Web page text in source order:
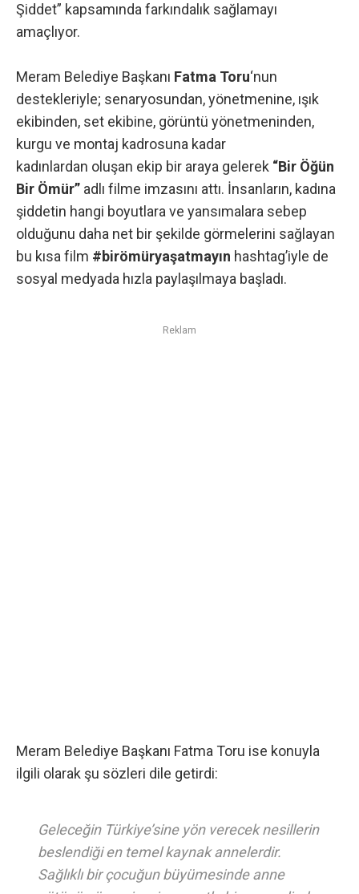
Şiddet” kapsamında farkındalık sağlamayı
amaçlıyor.
Meram Belediye Başkanı Fatma Toru‘nun
destekleriyle; senaryosundan, yönetmenine, ışık
ekibinden, set ekibine, görüntü yönetmeninden,
kurgu ve montaj kadrosuna kadar
kadınlardan oluşan ekip bir araya gelerek “Bir Öğün
Bir Ömür” adlı filme imzasını attı. İnsanların, kadına
şiddetin hangi boyutlara ve yansımalara sebep
olduğunu daha net bir şekilde görmelerini sağlayan
bu kısa film #birömüryaşatmayın hashtag’iyle de
sosyal medyada hızla paylaşılmaya başladı.
Reklam
Meram Belediye Başkanı Fatma Toru ise konuyla
ilgili olarak şu sözleri dile getirdi:
Geleceğin Türkiye’sine yön verecek nesillerin
beslendiği en temel kaynak annelerdir.
Sağlıklı bir çocuğun büyümesinde anne